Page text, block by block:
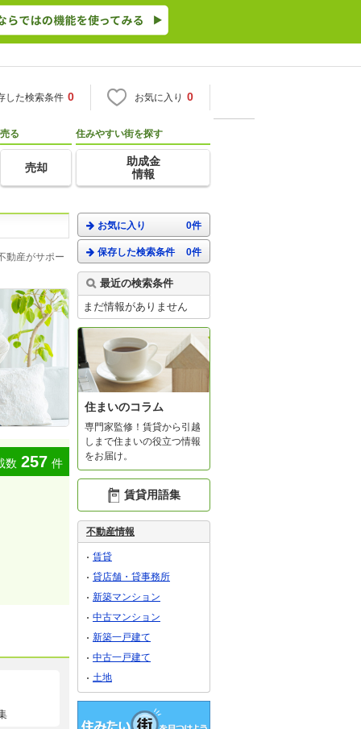
した検索条件 0 お気に入り 0
売る
売却
住みやすい街を探す
助成金
情報
動産がサポー
数 257 件
お気に入り 0件
保存した検索条件 0件
最近の検索条件
まだ情報がありません
住まいのコラム
専門家監修！賃貸から引越
しまで住まいの役立つ情報
をお届け。
賃貸用語集
不動産情報
賃貸
貸店舗・貸事務所
新築マンション
中古マンション
新築一戸建て
中古一戸建て
土地